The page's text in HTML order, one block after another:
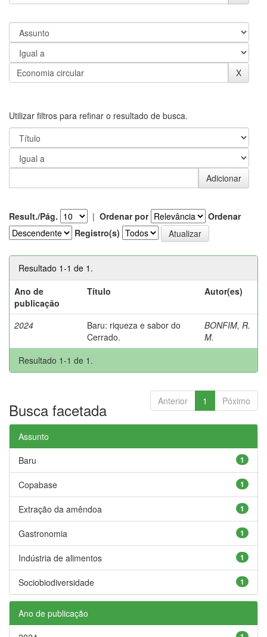
Utilizar filtros para refinar o resultado de busca.
Result./Pág. | Ordenar por
Ordenar
Registro(s)
Resultado 1-1 de 1.
Ano de
publicação
Título Autor(es)
2024
Baru: riqueza e sabor do
Cerrado.
BONFIM, R.
M.
Resultado 1-1 de 1.
Anterior 1 Póximo
Busca facetada
Assunto
1
Baru
1
Copabase
1
Extração da amêndoa
1
Gastronomia
1
Indústria de alimentos
1
Sociobiodiversidade
Ano de publicação